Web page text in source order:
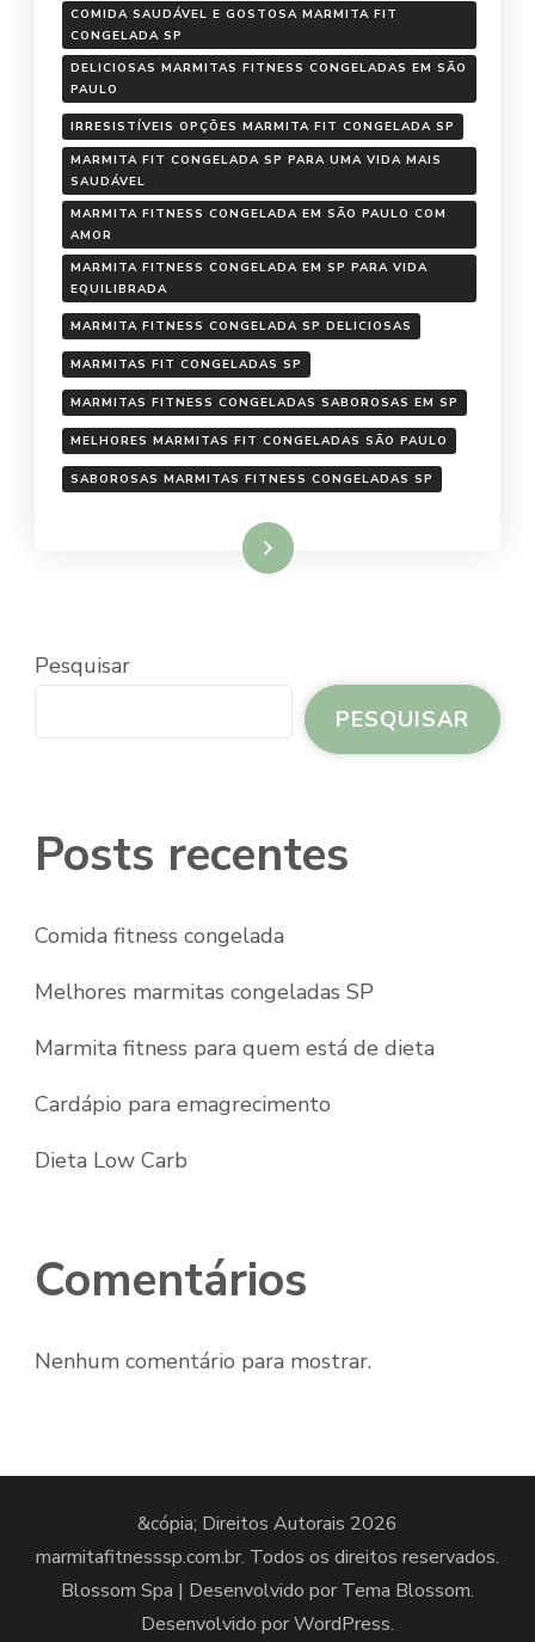
COMIDA SAUDÁVEL E GOSTOSA MARMITA FIT
CONGELADA SP
DELICIOSAS MARMITAS FITNESS CONGELADAS EM SÃO
PAULO
IRRESISTÍVEIS OPÇÕES MARMITA FIT CONGELADA SP
MARMITA FIT CONGELADA SP PARA UMA VIDA MAIS
SAUDÁVEL
MARMITA FITNESS CONGELADA EM SÃO PAULO COM
AMOR
MARMITA FITNESS CONGELADA EM SP PARA VIDA
EQUILIBRADA
MARMITA FITNESS CONGELADA SP DELICIOSAS
MARMITAS FIT CONGELADAS SP
MARMITAS FITNESS CONGELADAS SABOROSAS EM SP
MELHORES MARMITAS FIT CONGELADAS SÃO PAULO
SABOROSAS MARMITAS FITNESS CONGELADAS SP
Ler mais
Pesquisar
PESQUISAR
Posts recentes
Comida fitness congelada
Melhores marmitas congeladas SP
Marmita fitness para quem está de dieta
Cardápio para emagrecimento
Dieta Low Carb
Comentários
Nenhum comentário para mostrar.
&cópia; Direitos Autorais 2026
marmitafitnesssp.com.br. Todos os direitos reservados.
Blossom Spa | Desenvolvido por Tema Blossom.
Desenvolvido porWordPress.